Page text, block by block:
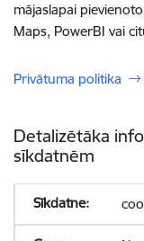
mājaslapai
Maps, PowerBI vai
Privātuma politika
Detalizētāka
sīkdatnēm